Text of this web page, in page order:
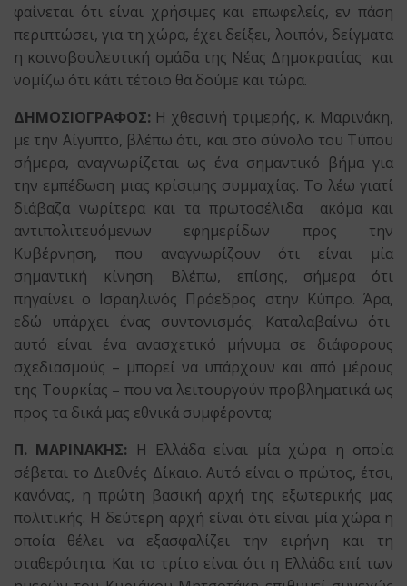
φαίνεται ότι είναι χρήσιμες και επωφελείς, εν πάση
περιπτώσει, για τη χώρα, έχει δείξει, λοιπόν, δείγματα
η κοινοβουλευτική ομάδα της Νέας Δημοκρατίας και
νομίζω ότι κάτι τέτοιο θα δούμε και τώρα.
ΔΗΜΟΣΙΟΓΡΑΦΟΣ: Η χθεσινή τριμερής, κ. Μαρινάκη,
με την Αίγυπτο, βλέπω ότι, και στο σύνολο του Τύπου
σήμερα, αναγνωρίζεται ως ένα σημαντικό βήμα για
την εμπέδωση μιας κρίσιμης συμμαχίας. Το λέω γιατί
διάβαζα νωρίτερα και τα πρωτοσέλιδα ακόμα και
αντιπολιτευόμενων εφημερίδων προς την
Κυβέρνηση, που αναγνωρίζουν ότι είναι μία
σημαντική κίνηση. Βλέπω, επίσης, σήμερα ότι
πηγαίνει ο Ισραηλινός Πρόεδρος στην Κύπρο. Άρα,
εδώ υπάρχει ένας συντονισμός. Καταλαβαίνω ότι
αυτό είναι ένα ανασχετικό μήνυμα σε διάφορους
σχεδιασμούς – μπορεί να υπάρχουν και από μέρους
της Τουρκίας – που να λειτουργούν προβληματικά ως
προς τα δικά μας εθνικά συμφέροντα;
Π. ΜΑΡΙΝΑΚΗΣ: Η Ελλάδα είναι μία χώρα η οποία
σέβεται το Διεθνές Δίκαιο. Αυτό είναι ο πρώτος, έτσι,
κανόνας, η πρώτη βασική αρχή της εξωτερικής μας
πολιτικής. Η δεύτερη αρχή είναι ότι είναι μία χώρα η
οποία θέλει να εξασφαλίζει την ειρήνη και τη
σταθερότητα. Και το τρίτο είναι ότι η Ελλάδα επί των